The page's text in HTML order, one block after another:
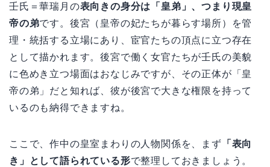
壬氏＝華瑞月の表向きの身分は「皇弟」、つまり現皇
帝の弟です。後宮（皇帝の妃たちが暮らす場所）を管
理・統括する立場にあり、宦官たちの頂点に立つ存在
として描かれます。後宮で働く女官たちが壬氏の美貌
に色めき立つ場面はおなじみですが、その正体が「皇
帝の弟」だと知れば、彼が後宮で大きな権限を持って
いるのも納得できますね。
ここで、作中の皇室まわりの人物関係を、まず 「表向
き」として語られている形で整理しておきましょう。